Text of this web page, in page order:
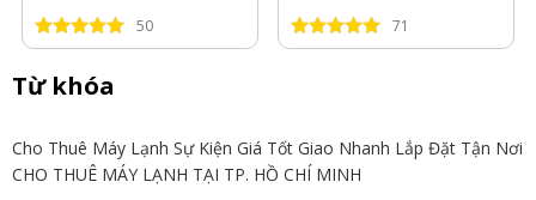
50 71
Từ khóa
Cho Thuê Máy Lạnh Sự Kiện Giá Tốt Giao Nhanh Lắp Đặt Tận Nơi
CHO THUÊ MÁY LẠNH TẠI TP. HỒ CHÍ MINH